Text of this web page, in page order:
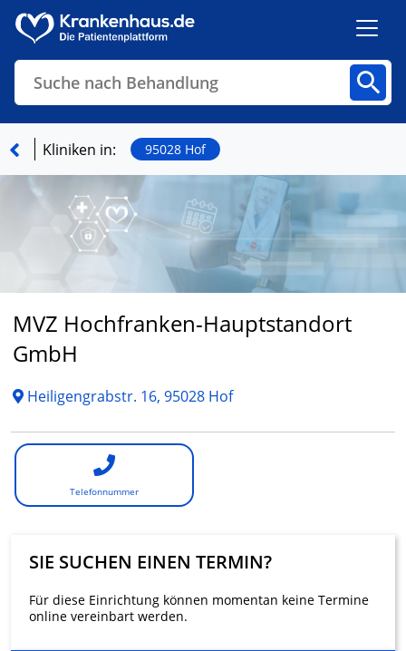
Suche nach Behandlung
Finden
Kliniken in: 95028 Hof
MVZ Hochfranken-Hauptstandort
GmbH
Heiligengrabstr. 16, 95028 Hof
Telefonnummer
SIE SUCHEN EINEN TERMIN?
Für diese Einrichtung können momentan keine Termine
online vereinbart werden.